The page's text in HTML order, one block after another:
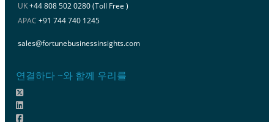
UK+44 808 502 0280 (Toll Free )
APAC +91 744 740 1245
sales@fortunebusinessinsights.com
연결하다 ~와 함께 우리를